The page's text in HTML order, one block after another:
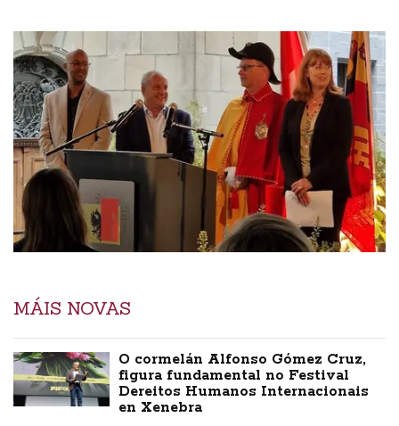
MÁIS NOVAS
O cormelán Alfonso Gómez Cruz,
figura fundamental no Festival
Dereitos Humanos Internacionais
en Xenebra